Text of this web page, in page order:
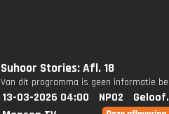
Suhoor Stories: Afl. 18
Van dit programma is geen informatie
13-03-2026 04:00 NPO2